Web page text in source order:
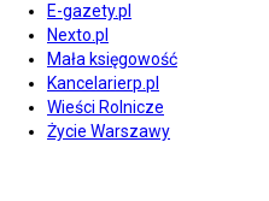
E-gazety.pl
Nexto.pl
Mała księgowość
Kancelarierp.pl
Wieści Rolnicze
Życie Warszawy